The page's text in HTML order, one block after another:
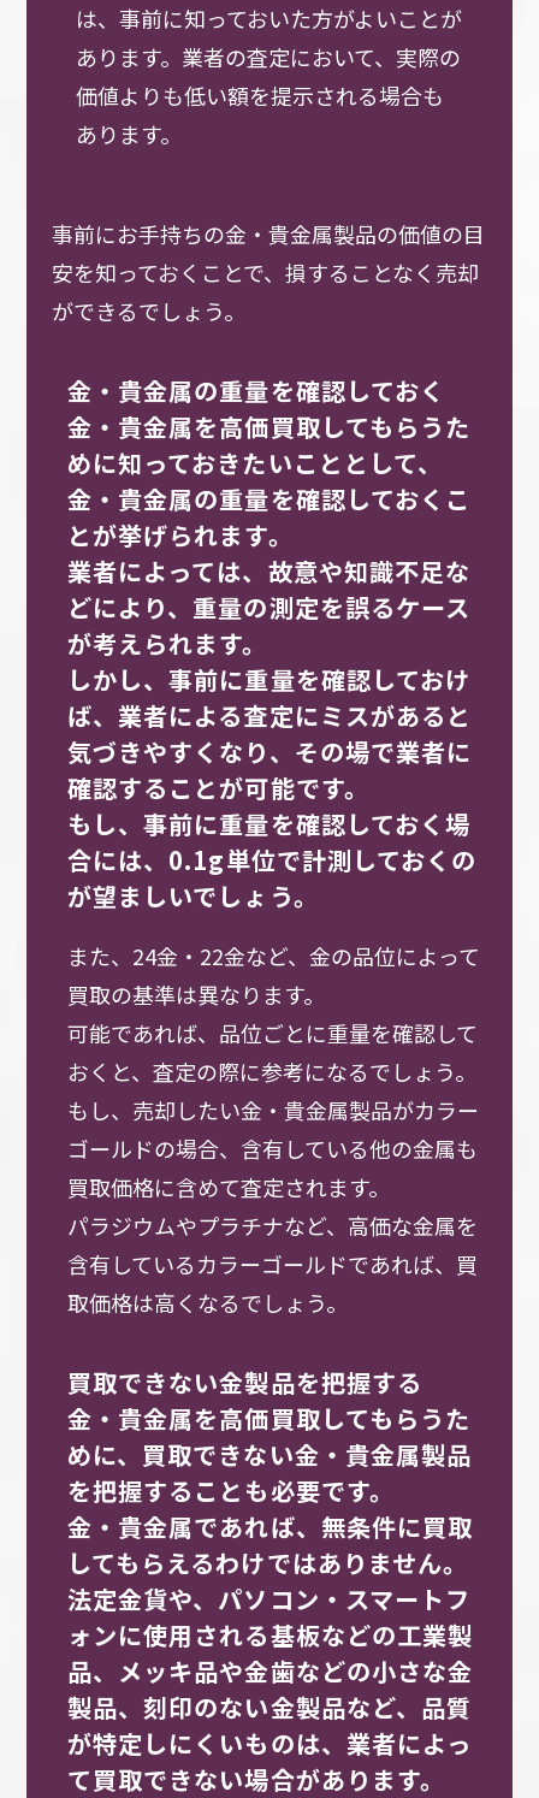
は、事前に知っておいた方がよいことが
あります。業者の査定において、実際の
価値よりも低い額を提示される場合も
あります。
事前にお手持ちの金・貴金属製品の価値の目
安を知っておくことで、損することなく売却
ができるでしょう。
金・貴金属の重量を確認しておく
金・貴金属を高価買取してもらうた
めに知っておきたいこととして、
金・貴金属の重量を確認しておくこ
とが挙げられます。
業者によっては、故意や知識不足な
どにより、重量の測定を誤るケース
が考えられます。
しかし、事前に重量を確認しておけ
ば、業者による査定にミスがあると
気づきやすくなり、その場で業者に
確認することが可能です。
もし、事前に重量を確認しておく場
合には、0.1g単位で計測しておくの
が望ましいでしょう。
また、24金・22金など、金の品位によって
買取の基準は異なります。
可能であれば、品位ごとに重量を確認して
おくと、査定の際に参考になるでしょう。
もし、売却したい金・貴金属製品がカラー
ゴールドの場合、含有している他の金属も
買取価格に含めて査定されます。
パラジウムやプラチナなど、高価な金属を
含有しているカラーゴールドであれば、買
取価格は高くなるでしょう。
買取できない金製品を把握する
金・貴金属を高価買取してもらうた
めに、買取できない金・貴金属製品
を把握することも必要です。
金・貴金属であれば、無条件に買取
してもらえるわけではありません。
法定金貨や、パソコン・スマートフ
ォンに使用される基板などの工業製
品、メッキ品や金歯などの小さな金
製品、刻印のない金製品など、品質
が特定しにくいものは、業者によっ
て買取できない場合があります。